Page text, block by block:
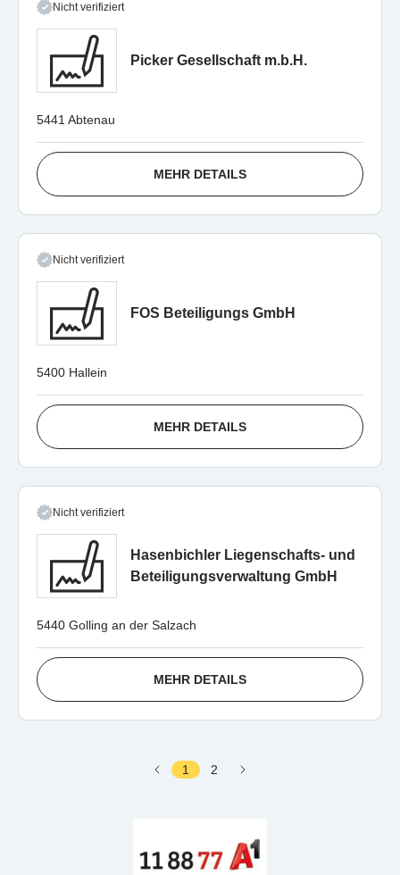
Nicht verifiziert
Picker Gesellschaft m.b.H.
5441 Abtenau
MEHR DETAILS
Nicht verifiziert
FOS Beteiligungs GmbH
5400 Hallein
MEHR DETAILS
Nicht verifiziert
Hasenbichler Liegenschafts- und
Beteiligungsverwaltung GmbH
5440 Golling an der Salzach
MEHR DETAILS
1 2